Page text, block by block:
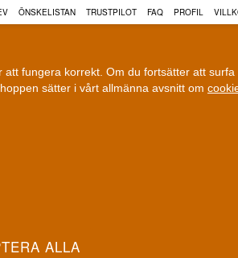
fungera korrekt. Om du fortsätter att
sätter i vårt allmänna avsnitt om
ÖNSKELISTAN TRUSTPILOT FAQ PROFIL